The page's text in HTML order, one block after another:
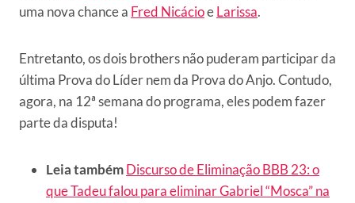
uma nova chance a Fred NicácioeLarissa.
Entretanto, os dois brothers não puderam participar da
última Prova do Líder nem da Prova do Anjo. Contudo,
agora, na 12ª semana do programa, eles podem fazer
parte da disputa!
Leia tambémDiscurso de Eliminação BBB 23: o
que Tadeu falou para eliminar Gabriel “Mosca” na